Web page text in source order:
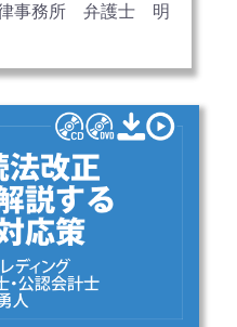
律事務所 弁護士 明